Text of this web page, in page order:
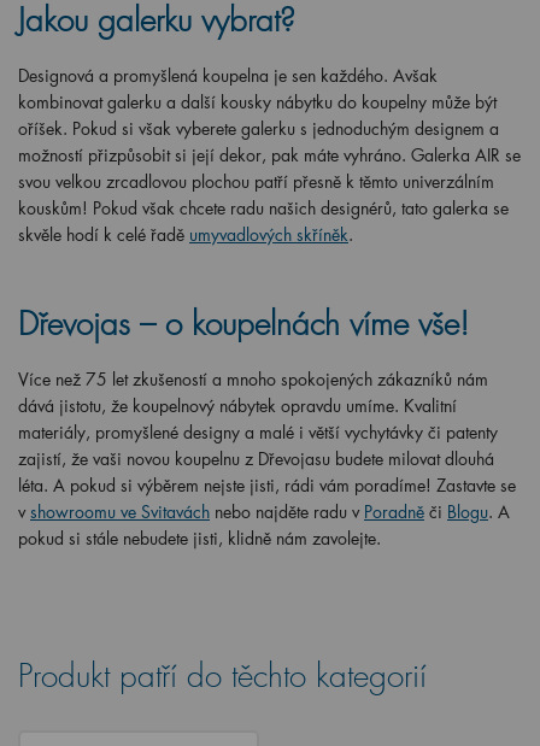
Jakou galerku vybrat?
Designová a promyšlená koupelna je sen každého. Avšak
kombinovat galerku a další kousky nábytku do koupelny může být
oříšek. Pokud si však vyberete galerku s jednoduchým designem a
možností přizpůsobit si její dekor, pak máte vyhráno. Galerka AIR se
svou velkou zrcadlovou plochou patří přesně k těmto univerzálním
kouskům! Pokud však chcete radu našich designérů, tato galerka se
skvěle hodí k celé řadě umyvadlových skříněk.
Dřevojas – o koupelnách víme vše!
Více než 75 let zkušeností a mnoho spokojených zákazníků nám
dává jistotu, že koupelnový nábytek opravdu umíme. Kvalitní
materiály, promyšlené designy a malé i větší vychytávky či patenty
zajistí, že vaši novou koupelnu z Dřevojasu budete milovat dlouhá
léta. A pokud si výběrem nejste jisti, rádi vám poradíme! Zastavte se
v showroomu ve Svitavách nebo najděte radu v Poradně či Blogu. A
pokud si stále nebudete jisti, klidně nám zavolejte.
Produkt patří do těchto kategorií